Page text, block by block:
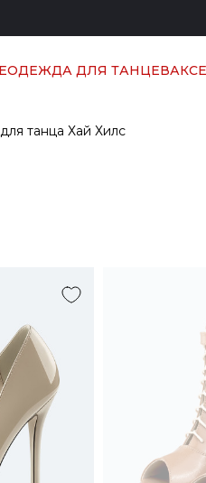
ОДЕЖДА ДЛЯ ТАНЦЕВ
танца Хай Хилс